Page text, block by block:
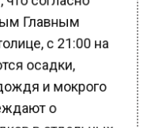
Главным
с 21:00 на
осадки,
и мокрого
о
в отдельных